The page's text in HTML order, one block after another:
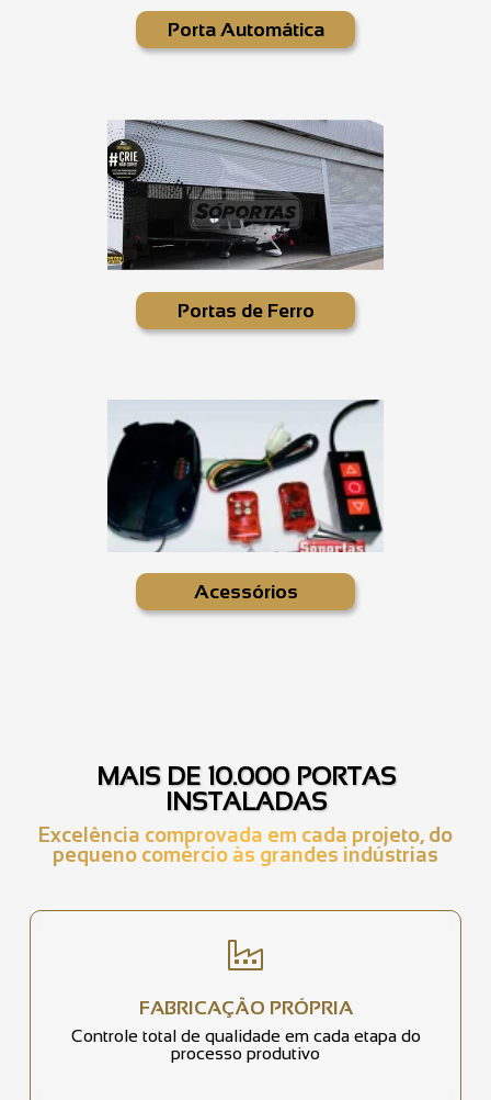
Porta Automática
Portas de Ferro
Acessórios
MAIS DE 10.000 PORTAS
INSTALADAS
Excelência comprovada em cada projeto, do
pequeno comércio às grandes indústrias
FABRICAÇÃO PRÓPRIA
Controle total de qualidade em cada etapa do
processo produtivo